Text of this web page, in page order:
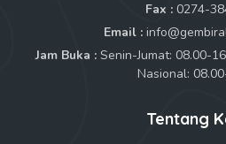
Fax : 0274-
Email :
Jam Buka : Senin-Jumat: 08.00-
Nasional:
Tentang